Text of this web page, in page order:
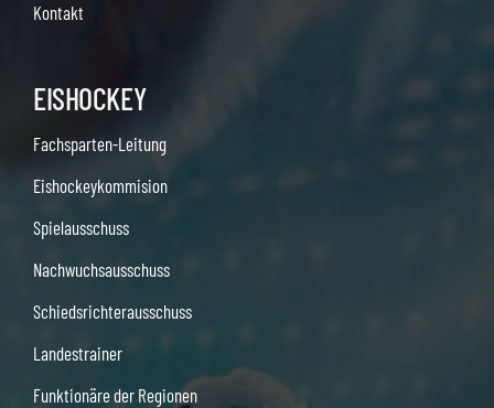
Kontakt
EISHOCKEY
Fachsparten-Leitung
Eishockeykommision
Spielausschuss
Nachwuchsausschuss
Schiedsrichterausschuss
Landestrainer
Funktionäre der Regionen